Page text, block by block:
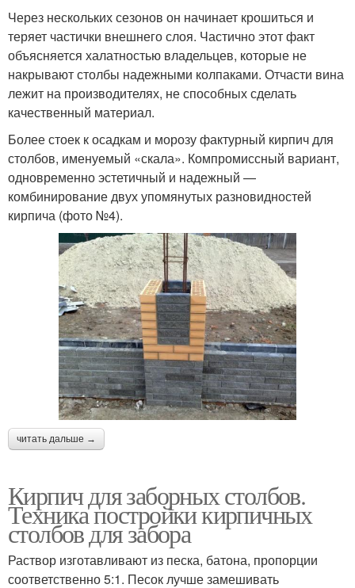
Через нескольких сезонов он начинает крошиться и
теряет частички внешнего слоя. Частично этот факт
объясняется халатностью владельцев, которые не
накрывают столбы надежными колпаками. Отчасти вина
лежит на производителях, не способных сделать
качественный материал.
Более стоек к осадкам и морозу фактурный кирпич для
столбов, именуемый «скала». Компромиссный вариант,
одновременно эстетичный и надежный —
комбинирование двух упомянутых разновидностей
кирпича (фото №4).
читать дальше →
Кирпич для заборных столбов.
Техника постройки кирпичных
столбов для забора
Раствор изготавливают из песка, батона, пропорции
соответственно 5:1. Песок лучше замешивать